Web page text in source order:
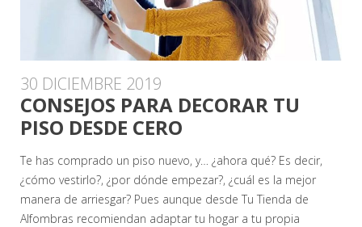
30 DICIEMBRE 2019
CONSEJOS PARA DECORAR TU
PISO DESDE CERO
Te has comprado un piso nuevo, y… ¿ahora qué? Es decir,
¿cómo vestirlo?, ¿por dónde empezar?, ¿cuál es la mejor
manera de arriesgar? Pues aunque desde Tu Tienda de
Alfombras recomiendan adaptar tu hogar a tu propia